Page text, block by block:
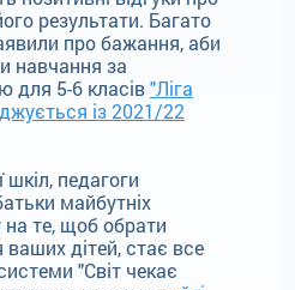
результати. Багато
про бажання, аби
навчання за
для 5-6 класів"Ліга
із 2021/22
шкіл, педагоги
майбутніх
те, щоб обрати
дітей, стає все
"Світ чекає